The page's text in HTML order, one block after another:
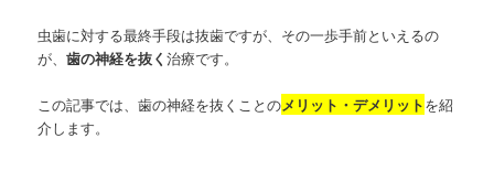
虫歯に対する最終手段は抜歯ですが、その一歩手前といえるの
が、歯の神経を抜く治療です。
この記事では、歯の神経を抜くことのメリット・デメリットを紹
介します。